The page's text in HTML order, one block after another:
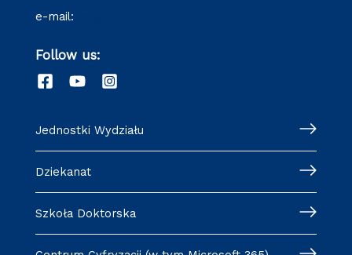
e-mail:
Follow us:
Jednostki Wydziału
Dziekanat
Szkoła Doktorska